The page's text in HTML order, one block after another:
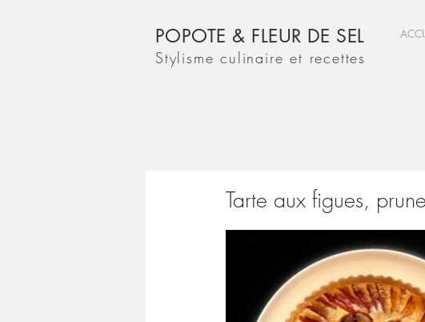
POPOTE & FLEUR DE SEL
Stylisme culinaire et recettes
Tarte aux figues,